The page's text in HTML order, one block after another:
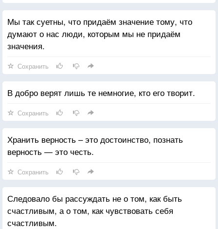
Мы так суетны, что придаём значение тому, что
думают о нас люди, которым мы не придаём
значения.
Сохранить
В добро верят лишь те немногие, кто его творит.
Сохранить
Хранить верность – это достоинство, познать
верность — это честь.
Сохранить
Следовало бы рассуждать не о том, как быть
счастливым, а о том, как чувствовать себя
счастливым.